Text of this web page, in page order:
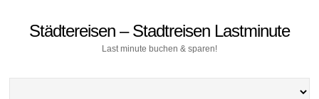
Städtereisen – Stadtreisen Lastminute
Last minute buchen & sparen!